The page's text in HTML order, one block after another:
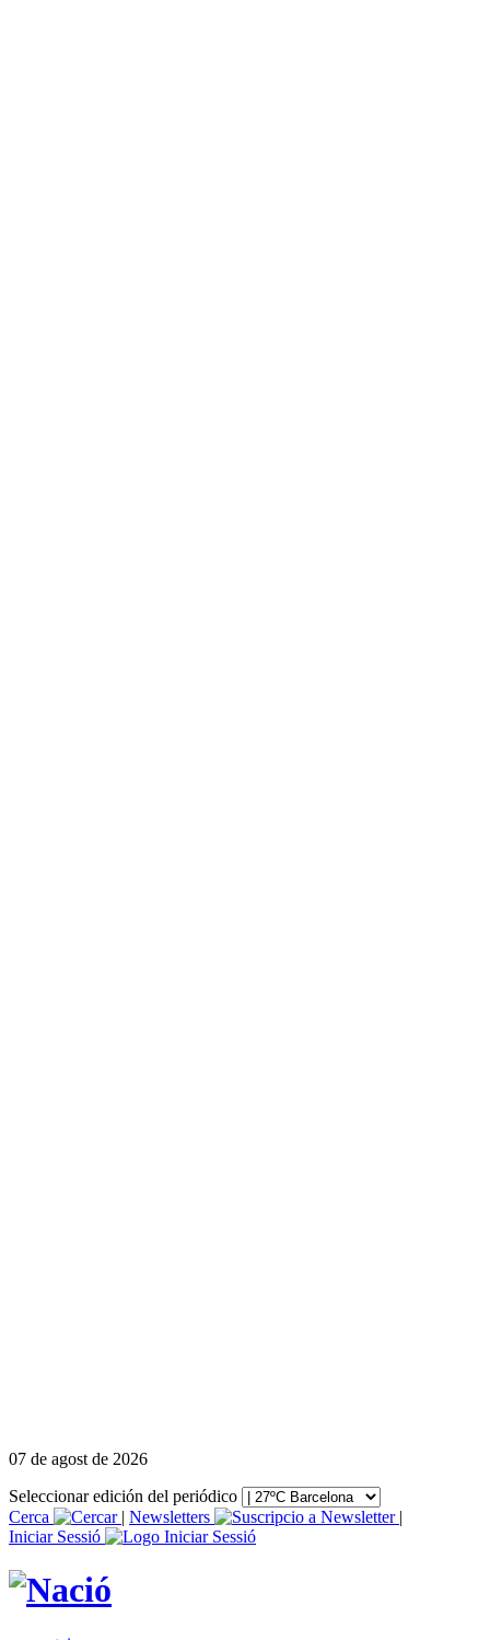
07 de agost de 2026
Seleccionar edición del periódico
Cerca
| Newsletters
|
Iniciar Sessió